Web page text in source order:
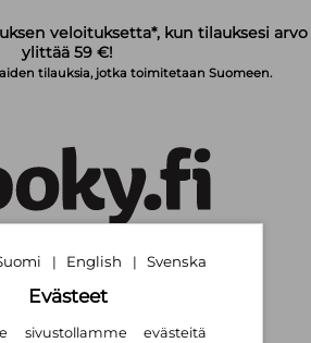
veloituksetta*, kun tilauksesi arvo
ylittää 59 €!
tilauksia, jotka toimitetaan Suomeen.
| English | Svenska
| English | Svenska
Evästeet
sivustollamme evästeitä